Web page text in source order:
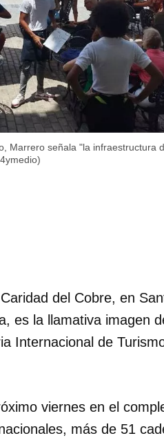
Marrero señala "la infraestructura
del Cobre, en
es la llamativa imagen
Internacional de
viernes en el
más de 51